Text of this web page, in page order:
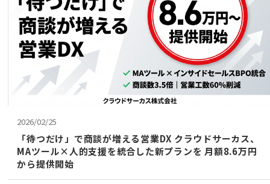
アカウント発行
資料ダウンロード
セミナー
代理店の方はこちら
マニュアルサイト
2026/02/25
「待つだけ」で商談が増える営業DX クラウドサーカス、
MAツール×人的支援を統合した新プランを 月額8.6万円
から提供開始